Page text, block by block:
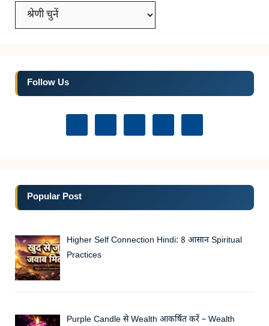
Categories
Follow Us
Popular Post
Higher Self Connection Hindi: 8 आसान Spiritual
Practices
Purple Candle से Wealth आकर्षित करें – Wealth